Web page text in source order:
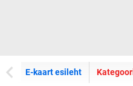
E-kaart esileht E-